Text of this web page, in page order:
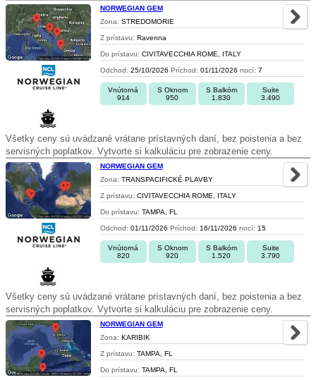
NORWEGIAN GEM
Zona: STREDOMORIE
Z prístavu: Ravenna
Do prístavu: CIVITAVECCHIA ROME, ITALY
Odchod: 25/10/2026 Príchod: 01/11/2026 nocí: 7
Vnútorná
914
S Oknom
950
S Balkóm
1.830
Suite
3.490
Všetky ceny sú uvádzané vrátane prístavných daní, bez poistenia a bez
servisných poplatkov. Vytvorte si kalkuláciu pre zobrazenie ceny.
NORWEGIAN GEM
Zona: TRANSPACIFICKÉ PLAVBY
Z prístavu: CIVITAVECCHIA ROME, ITALY
Do prístavu: TAMPA, FL
Odchod: 01/11/2026 Príchod: 16/11/2026 nocí: 15
Vnútorná
820
S Oknom
920
S Balkóm
1.520
Suite
3.790
Všetky ceny sú uvádzané vrátane prístavných daní, bez poistenia a bez
servisných poplatkov. Vytvorte si kalkuláciu pre zobrazenie ceny.
NORWEGIAN GEM
Zona: KARIBIK
Z prístavu: TAMPA, FL
Do prístavu: TAMPA, FL